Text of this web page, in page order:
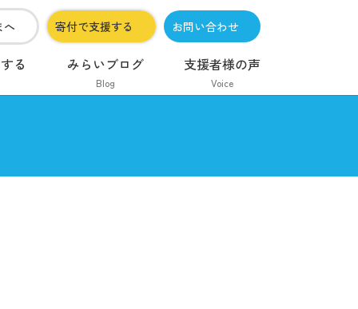
へ 寄付で支援する お問い合わせ
る みらいブログ
Blog
支援者様の声
Voice